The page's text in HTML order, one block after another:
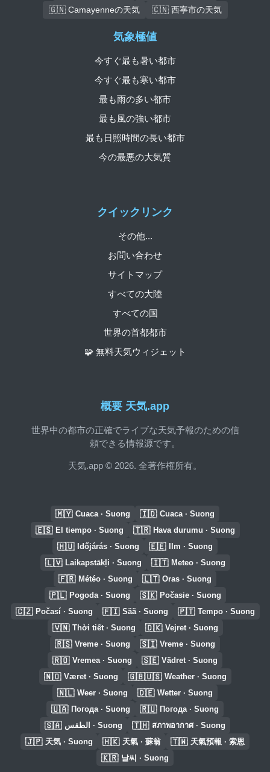
🇬🇳 Camayenneの天気
🇨🇳 西寧市の天気
概要 天気.app
世界中の都市の正確でライブな天気予報のための信
頼できる情報源です。
天気.app © 2026. 全著作権所有。
クイックリンク
その他...
お問い合わせ
サイトマップ
すべての大陸
すべての国
世界の首都都市
🧩 無料天気ウィジェット
気象極値
今すぐ最も暑い都市
今すぐ最も寒い都市
最も雨の多い都市
最も風の強い都市
最も日照時間の長い都市
今の最悪の大気質
🇲🇾 Cuaca · Suong 🇮🇩 Cuaca · Suong
🇪🇸 El tiempo · Suong 🇹🇷 Hava durumu · Suong
🇭🇺 Időjárás · Suong 🇪🇪 Ilm · Suong
🇱🇻 Laikapstākļi · Suong 🇮🇹 Meteo · Suong
🇫🇷 Météo · Suong 🇱🇹 Oras · Suong
🇵🇱 Pogoda · Suong 🇸🇰 Počasie · Suong
🇨🇿 Počasí · Suong 🇫🇮 Sää · Suong 🇵🇹 Tempo · Suong
🇻🇳 Thời tiết · Suong 🇩🇰 Vejret · Suong
🇷🇸 Vreme · Suong 🇸🇮 Vreme · Suong
🇷🇴 Vremea · Suong 🇸🇪 Vädret · Suong
🇳🇴 Været · Suong 🇬🇧🇺🇸 Weather · Suong
🇳🇱 Weer · Suong 🇩🇪 Wetter · Suong
🇺🇦 Погода · Suong 🇷🇺 Погода · Suong
🇸🇦 الطقس · Suong 🇹🇭 สภาพอากาศ · Suong
🇯🇵 天気 · Suong 🇭🇰 天氣 · 蘇翁 🇹🇼 天氣預報 · 索恩
🇰🇷 날씨 · Suong